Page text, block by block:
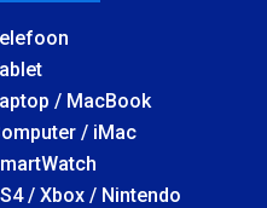
/ MacBook
/ iMac
/ Xbox / Nintendo